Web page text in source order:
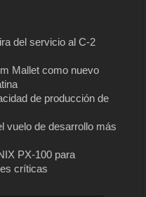
del servicio al C-2
Mallet como nuevo
de producción de
vuelo de desarrollo más
PX-100 para
críticas